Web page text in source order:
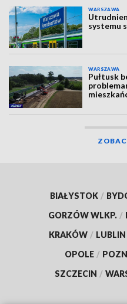
WARSZAWA
systemu
WARSZAWA
Pułtusk
BIAŁYSTOK /
GORZÓW WLKP. /
KRAKÓW / LUBLIN
OPOLE /
SZCZECIN /